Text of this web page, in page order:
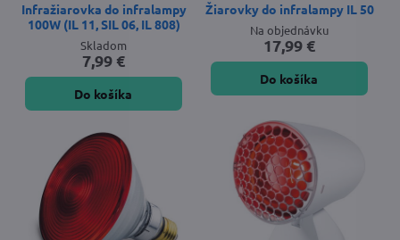
Infražiarovka do infralampy
100W (IL 11, SIL 06, IL 808)
Skladom
7,99 €
Do košíka
Žiarovky do infralampy IL 50
Na objednávku
17,99 €
Do košíka